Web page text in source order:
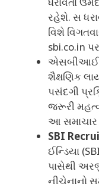
રહેશે. સ
વિશે
sbi.co.in
એસબીઆઈ
શૈક્ષણિક
પસંદગી
જરૂરી
આ સમાચાર
SBI
ઈન્ડિયા
પાસેથી
નીચેનાનો